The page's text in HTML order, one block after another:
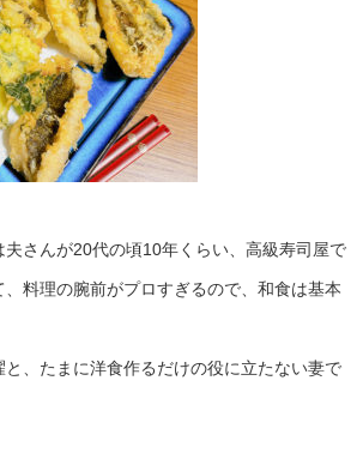
さんが20代の頃10年くらい、高級寿司屋で
料理の腕前がプロすぎるので、和食は基本
、たまに洋食作るだけの役に立たない妻で